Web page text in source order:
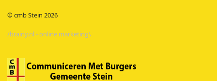
© cmb Stein 2026
/brainy.nl - online marketing\